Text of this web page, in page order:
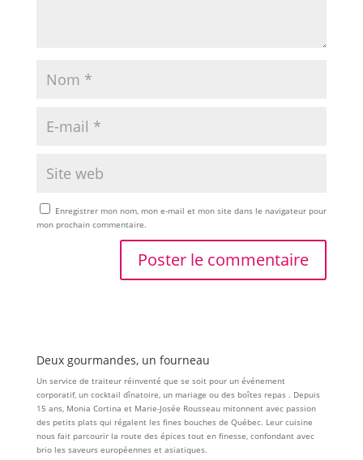
Enregistrer mon nom, mon e-mail et mon site dans le navigateur pour
mon prochain commentaire.
Deux gourmandes, un fourneau
Un service de traiteur réinventé que se soit pour un événement
corporatif, un cocktail dînatoire, un mariage ou des boîtes repas . Depuis
15 ans, Monia Cortina et Marie-Josée Rousseau mitonnent avec passion
des petits plats qui régalent les fines bouches de Québec. Leur cuisine
nous fait parcourir la route des épices tout en finesse, confondant avec
brio les saveurs européennes et asiatiques.